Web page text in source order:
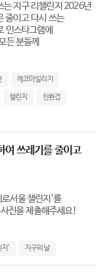
는 지구 리챌린지 2026년
줄이고 다시 쓰는
인스타그램에
든 분들께
에코마일리지
챌린지 친환경
여 쓰레기를 줄이고
서울 챌린지'를
진을 제출해주세요!
’ 지구의 날